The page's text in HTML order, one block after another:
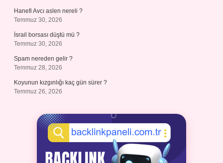
Hanefi Avcı aslen nereli ?
Temmuz 30, 2026
İsrail borsası düştü mü ?
Temmuz 30, 2026
Spam nereden gelir ?
Temmuz 28, 2026
Koyunun kızgınlığı kaç gün sürer ?
Temmuz 26, 2026